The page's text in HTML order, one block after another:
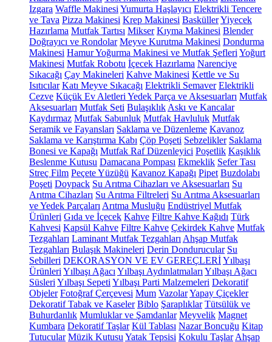
Izgara Waffle Makinesi Yumurta Haşlayıcı Elektrikli Tencere
ve Tava Pizza Makinesi Krep Makinesi BasküllerYiyecek
Hazırlama Mutfak Tartısı Mikser Kıyma Makinesi Blender
Doğrayıcı ve Rondolar Meyve Kurutma Makinesi Dondurma
Makinesi Hamur Yoğurma Makinesi ve Mutfak Şefleri Yoğurt
Makinesi Mutfak Robotu İçecek Hazırlama Narenciye
Sıkacağı Çay Makineleri Kahve Makinesi Kettle ve Su
Isıtıcılar Katı Meyve Sıkacağı Elektrikli Semaver Elektrikli
Cezve Küçük Ev Aletleri Yedek Parça ve Aksesuarları Mutfak
Aksesuarları Mutfak Seti Bulaşıklık Askı ve Kancalar
Kaydırmaz Mutfak Sabunluk Mutfak Havluluk Mutfak
Seramik ve Fayansları Saklama ve Düzenleme Kavanoz
Saklama ve Karıştırma Kabı Çöp Poşeti Sebzelikler Saklama
Bonesi ve Kapağı Mutfak Raf Düzenleyici Poşetlik Kaşıklık
Beslenme Kutusu Damacana Pompası Ekmeklik Sefer Tası
Streç Film Peçete Yüzüğü Kavanoz Kapağı Pipet Buzdolabı
Poşeti Doypack Su Arıtma Cihazları ve Aksesuarları Su
Arıtma Cihazları Su Arıtma Filtreleri Su Arıtma Aksesuarları
ve Yedek Parçaları Arıtma Musluğu Endüstriyel Mutfak
Ürünleri Gıda ve İçecek Kahve Filtre Kahve Kağıdı Türk
Kahvesi Kapsül Kahve Filtre Kahve Çekirdek Kahve Mutfak
Tezgahları Laminant Mutfak Tezgahları Ahşap Mutfak
Tezgahları Bulaşık Makineleri Derin Dondurucular Su
Sebilleri DEKORASYON VE EV GEREÇLERİYılbaşı
Ürünleri Yılbaşı Ağacı Yılbaşı Aydınlatmaları Yılbaşı Ağacı
Süsleri Yılbaşı Sepeti Yılbaşı Parti Malzemeleri Dekoratif
Objeler Fotoğraf Çerçevesi Mum VazolarYapay Çiçekler
Dekoratif Tabak ve Kaseler Biblo Şaraplıklar Tütsülük ve
Buhurdanlık Mumluklar ve Şamdanlar Meyvelik Magnet
Kumbara Dekoratif Taşlar Kül Tablası Nazar Boncuğu Kitap
Tutucular Müzik Kutusu Yatak Tepsisi Kokulu Taşlar Ahşap